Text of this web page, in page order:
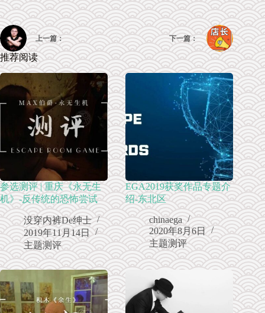
上一篇： 下一篇：
推荐阅读
参选测评 | 重庆《永无生
机》-反传统的恐怖尝试
没穿内裤De绅士
2019年11月14日
主题测评
EGA2019获奖作品专题介
绍-东北区
chinaega
2020年8月6日
主题测评